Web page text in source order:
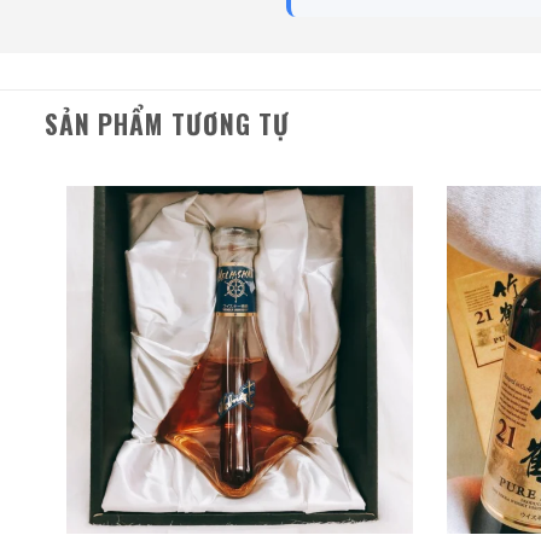
Rượu Thuốc Chí Bảo
Tam Dương
(0 đánh giá)
Zalo Hotline
SẢN PHẨM TƯƠNG TỰ